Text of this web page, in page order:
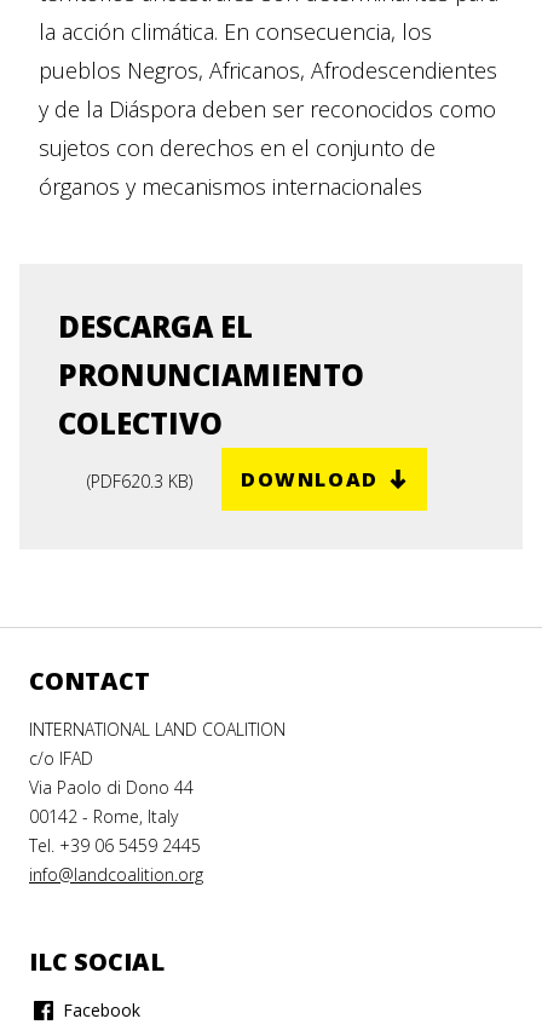
la acción climática. En consecuencia, los
pueblos Negros, Africanos, Afrodescendientes
y de la Diáspora deben ser reconocidos como
sujetos con derechos en el conjunto de
órganos y mecanismos internacionales
DESCARGA EL
PRONUNCIAMIENTO
COLECTIVO
(PDF620.3 KB) DOWNLOAD
CONTACT
INTERNATIONAL LAND COALITION
c/o IFAD
Via Paolo di Dono 44
00142 - Rome, Italy
Tel. +39 06 5459 2445
info@landcoalition.org
ILC SOCIAL
Facebook